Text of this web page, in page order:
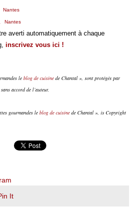
Nantes
Nantes
averti automatiquement à chaque
inscrivez vous ici !
le blog de cuisinede Chantal », sont protégés par
accord de l’auteur.
gourmandes le blog de cuisinede Chantal », is Copyright
It